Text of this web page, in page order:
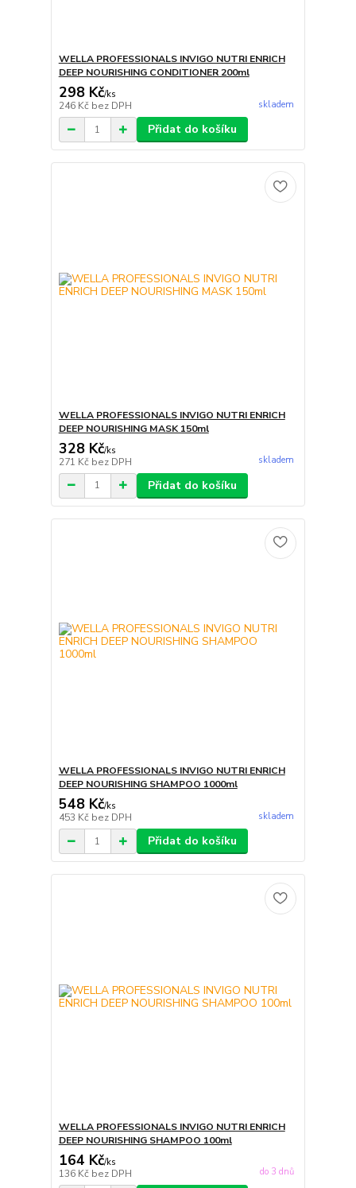
WELLA PROFESSIONALS INVIGO NUTRI ENRICH
DEEP NOURISHING CONDITIONER 200ml
298 Kč/ks
246 Kč bez DPH skladem
Přidat do košíku
WELLA PROFESSIONALS INVIGO NUTRI ENRICH
DEEP NOURISHING MASK 150ml
328 Kč/ks
271 Kč bez DPH skladem
Přidat do košíku
WELLA PROFESSIONALS INVIGO NUTRI ENRICH
DEEP NOURISHING SHAMPOO 1000ml
548 Kč/ks
453 Kč bez DPH skladem
Přidat do košíku
WELLA PROFESSIONALS INVIGO NUTRI ENRICH
DEEP NOURISHING SHAMPOO 100ml
164 Kč/ks
136 Kč bez DPH do 3 dnů